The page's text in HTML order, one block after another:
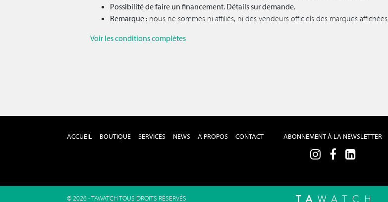
Possibilité de faire un financement. Détails sur demande.
Remarque : nous ne sommes ni affiliés, ni des vendeurs officiels des marques affichées
Voir les conditions complètes
ACCUEIL BOUTIQUE SERVICES NEWS A PROPOS CONTACT ABONNEMENT À LA NEWSLETTER
© 2026 - TAWATCH TOUS DROITS RÉSERVÉS